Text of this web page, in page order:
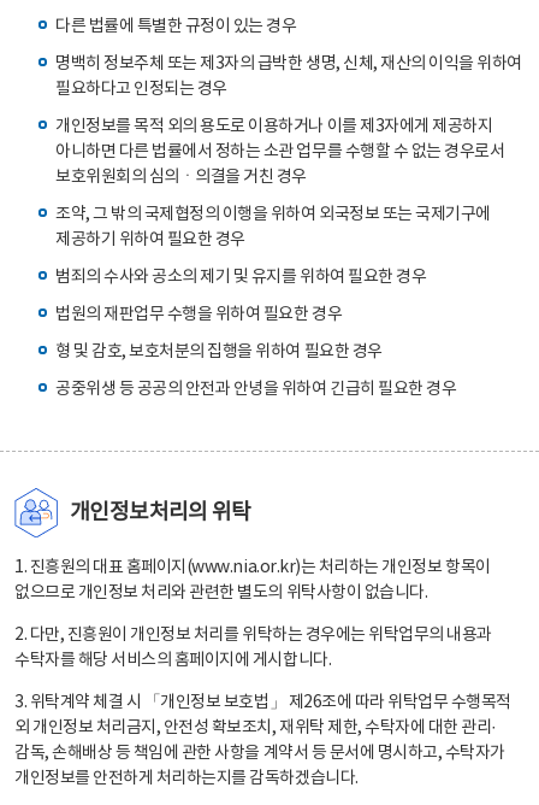
다른 법률에 특별한 규정이 있는 경우
명백히 정보주체 또는 제3자의 급박한 생명, 신체, 재산의 이익을 위하여
필요하다고 인정되는 경우
개인정보를 목적 외의 용도로 이용하거나 이를 제3자에게 제공하지
아니하면 다른 법률에서 정하는 소관 업무를 수행할 수 없는 경우로서
보호위원회의 심의ㆍ의결을 거친 경우
조약, 그 밖의 국제협정의 이행을 위하여 외국정보 또는 국제기구에
제공하기 위하여 필요한 경우
범죄의 수사와 공소의 제기 및 유지를 위하여 필요한 경우
법원의 재판업무 수행을 위하여 필요한 경우
형 및 감호, 보호처분의 집행을 위하여 필요한 경우
공중위생 등 공공의 안전과 안녕을 위하여 긴급히 필요한 경우
개인정보처리의 위탁
1. 진흥원의 대표 홈페이지(www.nia.or.kr)는 처리하는 개인정보 항목이
없으므로 개인정보 처리와 관련한 별도의 위탁사항이 없습니다.
2. 다만, 진흥원이 개인정보 처리를 위탁하는 경우에는 위탁업무의 내용과
수탁자를 해당 서비스의 홈페이지에 게시합니다.
3. 위탁계약 체결 시 「개인정보 보호법」 제26조에 따라 위탁업무 수행목적
외 개인정보 처리금지, 안전성 확보조치, 재위탁 제한, 수탁자에 대한 관리·
감독, 손해배상 등 책임에 관한 사항을 계약서 등 문서에 명시하고, 수탁자가
개인정보를 안전하게 처리하는지를 감독하겠습니다.